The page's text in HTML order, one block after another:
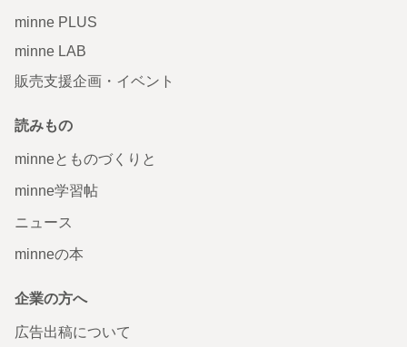
minne PLUS
minne LAB
販売支援企画・イベント
読みもの
minneとものづくりと
minne学習帖
ニュース
minneの本
企業の方へ
広告出稿について